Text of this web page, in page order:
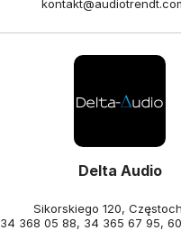
Delta Audio
Sikorskiego 120,
34 368 05 88, 34 365 67 95,